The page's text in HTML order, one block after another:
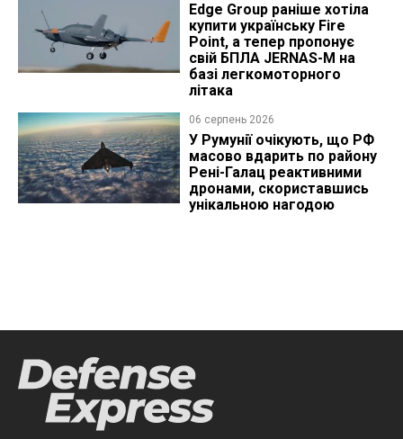
Edge Group раніше хотіла
купити українську Fire
Point, а тепер пропонує
свій БПЛА JERNAS-M на
базі легкомоторного
літака
06 серпень 2026
У Румунії очікують, що РФ
масово вдарить по району
Рені-Галац реактивними
дронами, скориставшись
унікальною нагодою